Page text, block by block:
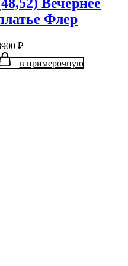
Флер
₽
в примерочную